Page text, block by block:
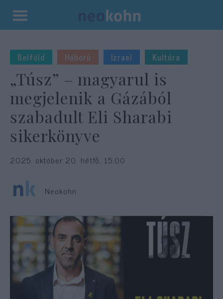
Kilépés
tartalomba
Belföld Háború Izrael Kultúra
„Túsz” – magyarul is
megjelenik a Gázából
szabadult Eli Sharabi
sikerkönyve
2025. október 20. hétfő, 15:00
Neokohn